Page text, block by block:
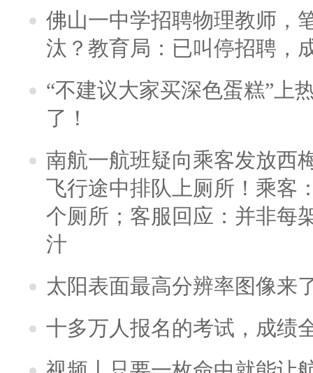
佛山一中学招聘物理教师，
汰？教育局：已叫停招聘，
“不建议大家买深色蛋糕”上
了！
南航一航班疑向乘客发放西
飞行途中排队上厕所！乘客
个厕所；客服回应：并非每
汁
太阳表面最高分辨率图像来
十多万人报名的考试，成绩